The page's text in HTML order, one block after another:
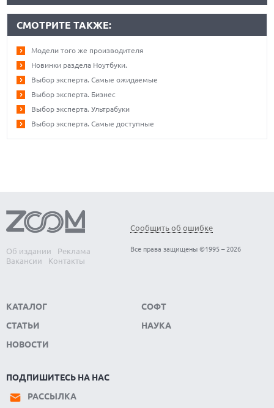
СМОТРИТЕ ТАКЖЕ:
Модели того же производителя
Новинки раздела Ноутбуки.
Выбор эксперта. Самые ожидаемые
Выбор эксперта. Бизнес
Выбор эксперта. Ультрабуки
Выбор эксперта. Самые доступные
Об издании
Реклама
Вакансии
Контакты
Сообщить об ошибке
Все права защищены ©1995 – 2026
КАТАЛОГ
СТАТЬИ
НОВОСТИ
СОФТ
НАУКА
ПОДПИШИТЕСЬ НА НАС
РАССЫЛКА